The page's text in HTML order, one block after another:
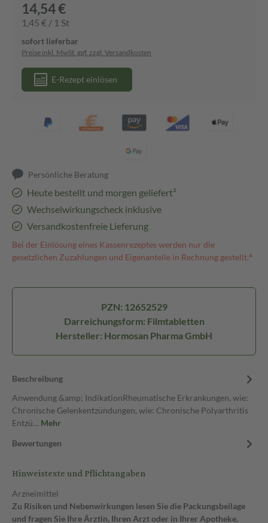
14,54 €
1,45 € / 1 St
sofort lieferbar
Preise inkl. MwSt. ggf. zzgl. Versandkosten
E-Rezept einlösen
Persönliche Beratung
Heute bestellt und morgen geliefert³
Wechselwirkungscheck inklusive
Versandkostenfreie Lieferung
Bei der Einlösung eines Kassenrezeptes werden nur die
gesetzlichen Zuzahlungen und Eigenanteile in Rechnung gestellt.⁴
PZN: 12652529
Darreichungsform: Filmtabletten
Hersteller: Hormosan Pharma GmbH
Beschreibung
Anwendung &amp; IndikationRheumatische Erkrankungen, wie:
Chronische Gelenkentzündungen, wie: Chronische Polyarthritis
Entzü… Mehr
Bewertungen
Hinweistexte und Pflichtangaben
Arzneimittel
Zu Risiken und Nebenwirkungen lesen Sie die Packungsbeilage
und fragen Sie Ihre Ärztin, Ihren Arzt oder in Ihrer Apotheke.